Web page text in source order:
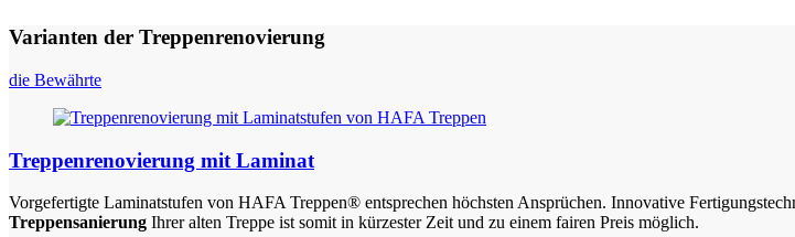
Varianten der Treppenrenovierung
die Bewährte
Treppenrenovierung mit Laminat
Vorgefertigte Laminatstufen von HAFA Treppen® entsprechen höchsten Ansprüchen. Innovative
Treppensanierung Ihrer alten Treppe ist somit in kürzester Zeit und zu einem fairen Preis möglich.